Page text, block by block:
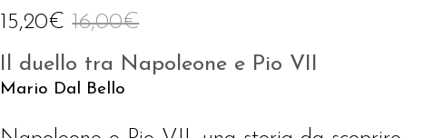
16,00€
15,20€
Il duello tra Napoleone e Pio VII
Mario Dal Bello